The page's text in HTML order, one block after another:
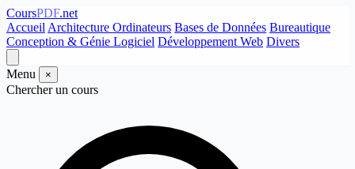
CoursPDF.net
Accueil Architecture Ordinateurs Bases de Données Bureautique
Conception & Génie Logiciel Développement Web Divers
Menu ×
Chercher un cours